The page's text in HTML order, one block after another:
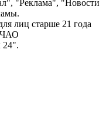
"Реклама", "Новости
лиц старше 21 года
24".